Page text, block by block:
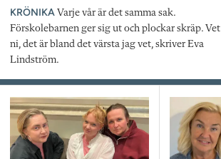
KRÖNIKA Varje vår är det samma sak.
Förskolebarnen ger sig ut och plockar skräp. Vet
ni, det är bland det värsta jag vet, skriver Eva
Lindström.